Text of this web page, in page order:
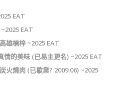
EAT
EAT
雄楠梓 ~2025 EAT
的美味 (已易主更名) ~2025 EAT
火燒肉 (已歇業? 2009.06) ~2025